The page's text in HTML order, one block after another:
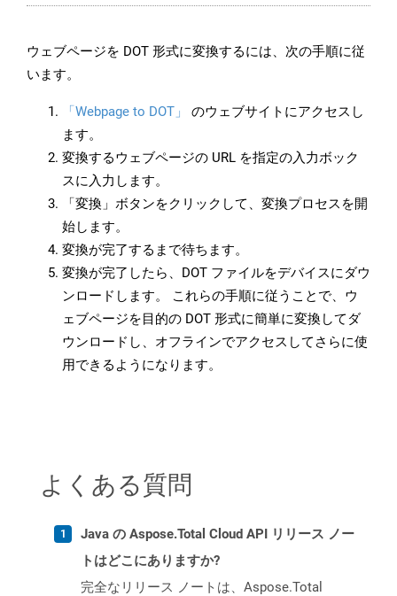
ウェブページを DOT 形式に変換するには、次の手順に従
います。
「Webpage to DOT」
のウェブサイトにアクセスし
ます。
変換するウェブページの URL を指定の入力ボック
スに入力します。
「変換」ボタンをクリックして、変換プロセスを開
始します。
変換が完了するまで待ちます。
変換が完了したら、DOT ファイルをデバイスにダウ
ンロードします。 これらの手順に従うことで、ウ
ェブページを目的の DOT 形式に簡単に変換してダ
ウンロードし、オフラインでアクセスしてさらに使
用できるようになります。
よくある質問
Java の Aspose.Total Cloud API リリース ノー
トはどこにありますか?
完全なリリース ノートは、Aspose.Total